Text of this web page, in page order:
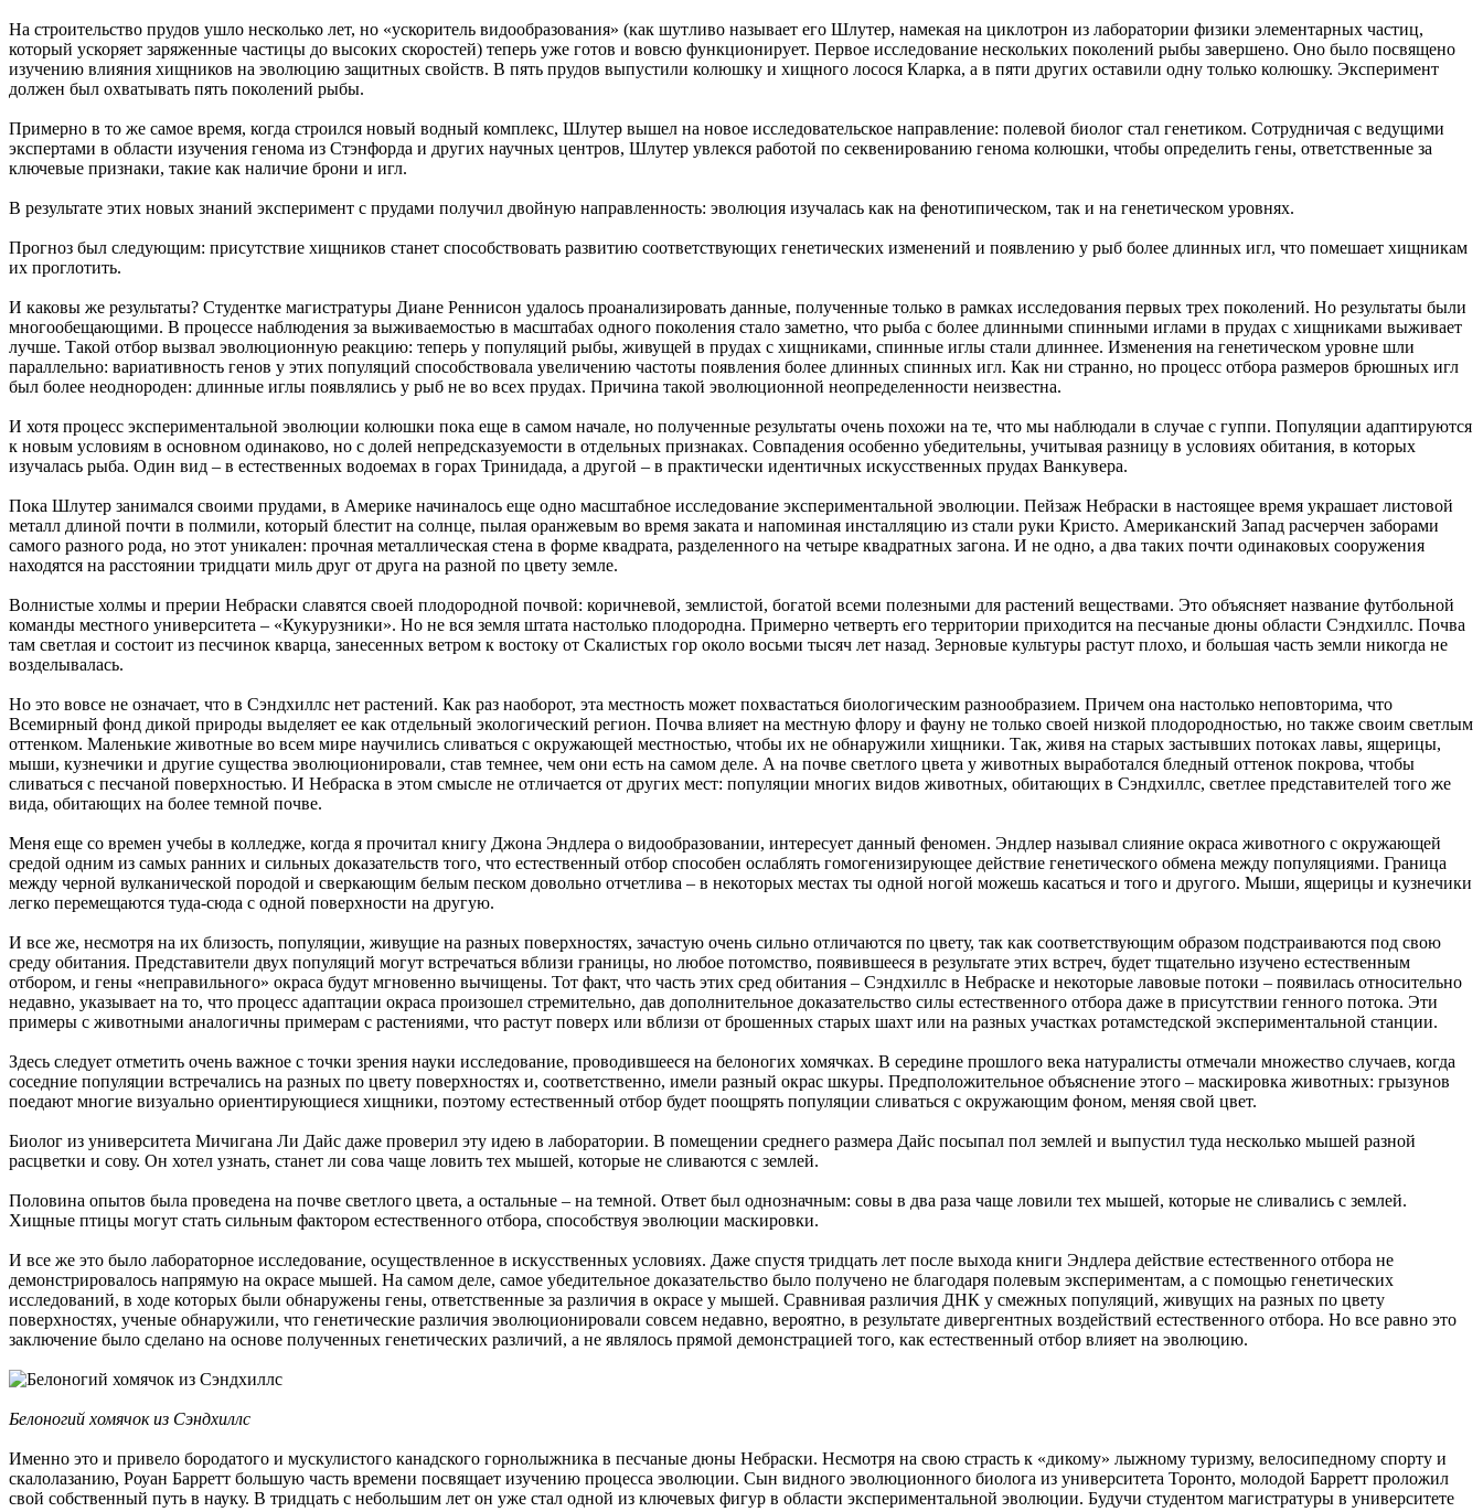
На строительство прудов ушло несколько лет, но «ускоритель видообразования» (как шутливо называет его Шлутер, намекая на циклотрон из лаборатории физики элементарных частиц,
который ускоряет заряженные частицы до высоких скоростей) теперь уже готов и вовсю функционирует. Первое исследование нескольких поколений рыбы завершено. Оно было посвящено
изучению влияния хищников на эволюцию защитных свойств. В пять прудов выпустили колюшку и хищного лосося Кларка, а в пяти других оставили одну только колюшку. Эксперимент
должен был охватывать пять поколений рыбы.
Примерно в то же самое время, когда строился новый водный комплекс, Шлутер вышел на новое исследовательское направление: полевой биолог стал генетиком. Сотрудничая с ведущими
экспертами в области изучения генома из Стэнфорда и других научных центров, Шлутер увлекся работой по секвенированию генома колюшки, чтобы определить гены, ответственные за
ключевые признаки, такие как наличие брони и игл.
В результате этих новых знаний эксперимент с прудами получил двойную направленность: эволюция изучалась как на фенотипическом, так и на генетическом уровнях.
Прогноз был следующим: присутствие хищников станет способствовать развитию соответствующих генетических изменений и появлению у рыб более длинных игл, что помешает хищникам
их проглотить.
И каковы же результаты? Студентке магистратуры Диане Реннисон удалось проанализировать данные, полученные только в рамках исследования первых трех поколений. Но результаты были
многообещающими. В процессе наблюдения за выживаемостью в масштабах одного поколения стало заметно, что рыба с более длинными спинными иглами в прудах с хищниками выживает
лучше. Такой отбор вызвал эволюционную реакцию: теперь у популяций рыбы, живущей в прудах с хищниками, спинные иглы стали длиннее. Изменения на генетическом уровне шли
параллельно: вариативность генов у этих популяций способствовала увеличению частоты появления более длинных спинных игл. Как ни странно, но процесс отбора размеров брюшных игл
был более неоднороден: длинные иглы появлялись у рыб не во всех прудах. Причина такой эволюционной неопределенности неизвестна.
И хотя процесс экспериментальной эволюции колюшки пока еще в самом начале, но полученные результаты очень похожи на те, что мы наблюдали в случае с гуппи. Популяции адаптируются
к новым условиям в основном одинаково, но с долей непредсказуемости в отдельных признаках. Совпадения особенно убедительны, учитывая разницу в условиях обитания, в которых
изучалась рыба. Один вид – в естественных водоемах в горах Тринидада, а другой – в практически идентичных искусственных прудах Ванкувера.
Пока Шлутер занимался своими прудами, в Америке начиналось еще одно масштабное исследование экспериментальной эволюции. Пейзаж Небраски в настоящее время украшает листовой
металл длиной почти в полмили, который блестит на солнце, пылая оранжевым во время заката и напоминая инсталляцию из стали руки Кристо. Американский Запад расчерчен заборами
самого разного рода, но этот уникален: прочная металлическая стена в форме квадрата, разделенного на четыре квадратных загона. И не одно, а два таких почти одинаковых сооружения
находятся на расстоянии тридцати миль друг от друга на разной по цвету земле.
Волнистые холмы и прерии Небраски славятся своей плодородной почвой: коричневой, землистой, богатой всеми полезными для растений веществами. Это объясняет название футбольной
команды местного университета – «Кукурузники». Но не вся земля штата настолько плодородна. Примерно четверть его территории приходится на песчаные дюны области Сэндхиллс. Почва
там светлая и состоит из песчинок кварца, занесенных ветром к востоку от Скалистых гор около восьми тысяч лет назад. Зерновые культуры растут плохо, и большая часть земли никогда не
возделывалась.
Но это вовсе не означает, что в Сэндхиллс нет растений. Как раз наоборот, эта местность может похвастаться биологическим разнообразием. Причем она настолько неповторима, что
Всемирный фонд дикой природы выделяет ее как отдельный экологический регион. Почва влияет на местную флору и фауну не только своей низкой плодородностью, но также своим светлым
оттенком. Маленькие животные во всем мире научились сливаться с окружающей местностью, чтобы их не обнаружили хищники. Так, живя на старых застывших потоках лавы, ящерицы,
мыши, кузнечики и другие существа эволюционировали, став темнее, чем они есть на самом деле. А на почве светлого цвета у животных выработался бледный оттенок покрова, чтобы
сливаться с песчаной поверхностью. И Небраска в этом смысле не отличается от других мест: популяции многих видов животных, обитающих в Сэндхиллс, светлее представителей того же
вида, обитающих на более темной почве.
Меня еще со времен учебы в колледже, когда я прочитал книгу Джона Эндлера о видообразовании, интересует данный феномен. Эндлер называл слияние окраса животного с окружающей
средой одним из самых ранних и сильных доказательств того, что естественный отбор способен ослаблять гомогенизирующее действие генетического обмена между популяциями. Граница
между черной вулканической породой и сверкающим белым песком довольно отчетлива – в некоторых местах ты одной ногой можешь касаться и того и другого. Мыши, ящерицы и кузнечики
легко перемещаются туда-сюда с одной поверхности на другую.
И все же, несмотря на их близость, популяции, живущие на разных поверхностях, зачастую очень сильно отличаются по цвету, так как соответствующим образом подстраиваются под свою
среду обитания. Представители двух популяций могут встречаться вблизи границы, но любое потомство, появившееся в результате этих встреч, будет тщательно изучено естественным
отбором, и гены «неправильного» окраса будут мгновенно вычищены. Тот факт, что часть этих сред обитания – Сэндхиллс в Небраске и некоторые лавовые потоки – появилась относительно
недавно, указывает на то, что процесс адаптации окраса произошел стремительно, дав дополнительное доказательство силы естественного отбора даже в присутствии генного потока. Эти
примеры с животными аналогичны примерам с растениями, что растут поверх или вблизи от брошенных старых шахт или на разных участках ротамстедской экспериментальной станции.
Здесь следует отметить очень важное с точки зрения науки исследование, проводившееся на белоногих хомячках. В середине прошлого века натуралисты отмечали множество случаев, когда
соседние популяции встречались на разных по цвету поверхностях и, соответственно, имели разный окрас шкуры. Предположительное объяснение этого – маскировка животных: грызунов
поедают многие визуально ориентирующиеся хищники, поэтому естественный отбор будет поощрять популяции сливаться с окружающим фоном, меняя свой цвет.
Биолог из университета Мичигана Ли Дайс даже проверил эту идею в лаборатории. В помещении среднего размера Дайс посыпал пол землей и выпустил туда несколько мышей разной
расцветки и сову. Он хотел узнать, станет ли сова чаще ловить тех мышей, которые не сливаются с землей.
Половина опытов была проведена на почве светлого цвета, а остальные – на темной. Ответ был однозначным: совы в два раза чаще ловили тех мышей, которые не сливались с землей.
Хищные птицы могут стать сильным фактором естественного отбора, способствуя эволюции маскировки.
И все же это было лабораторное исследование, осуществленное в искусственных условиях. Даже спустя тридцать лет после выхода книги Эндлера действие естественного отбора не
демонстрировалось напрямую на окрасе мышей. На самом деле, самое убедительное доказательство было получено не благодаря полевым экспериментам, а с помощью генетических
исследований, в ходе которых были обнаружены гены, ответственные за различия в окрасе у мышей. Сравнивая различия ДНК у смежных популяций, живущих на разных по цвету
поверхностях, ученые обнаружили, что генетические различия эволюционировали совсем недавно, вероятно, в результате дивергентных воздействий естественного отбора. Но все равно это
заключение было сделано на основе полученных генетических различий, а не являлось прямой демонстрацией того, как естественный отбор влияет на эволюцию.
Белоногий хомячок из Сэндхиллс
Именно это и привело бородатого и мускулистого канадского горнолыжника в песчаные дюны Небраски. Несмотря на свою страсть к «дикому» лыжному туризму, велосипедному спорту и
скалолазанию, Роуан Барретт большую часть времени посвящает изучению процесса эволюции. Сын видного эволюционного биолога из университета Торонто, молодой Барретт проложил
свой собственный путь в науку. В тридцать с небольшим лет он уже стал одной из ключевых фигур в области экспериментальной эволюции. Будучи студентом магистратуры в университете